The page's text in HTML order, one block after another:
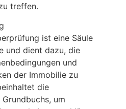
treffen.
ist eine Säule
und dient dazu, die
und
der Immobilie zu
die
um